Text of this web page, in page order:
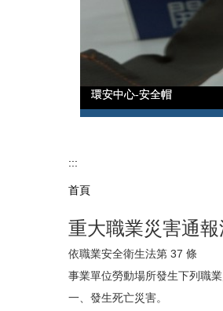
環安中心-安全帽
環安中心-安全帽
:::
首頁
重大職業災害通報
依職業安全衛生法第 37 條
事業單位勞動場所發生下列職
一、發生死亡災害。